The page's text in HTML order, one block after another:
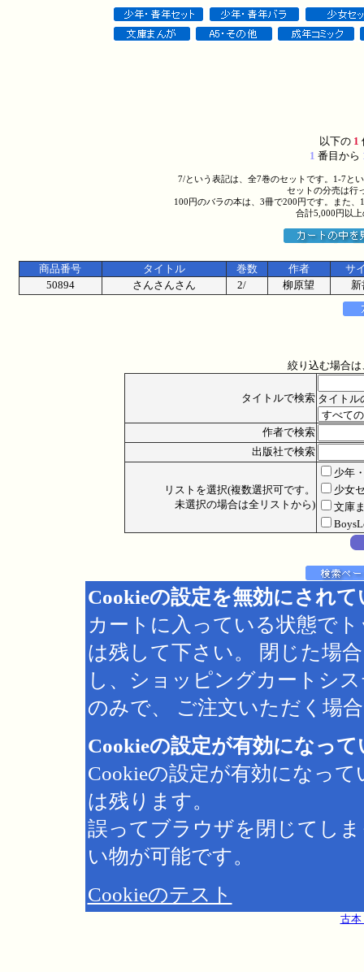
以下の1
1 番目から
7/という表記は、全7巻のセットです。1-7と
セットの分売は行
100円のバラの本は、3冊で200円です。また
合計5,000円以
商品番号 タイトル 巻数 作者
サ
50894
さんさんさん 2/ 柳原望 新
絞り込む場合
タイトルで検索 タイトル
作者で検索
出版社で検索
リストを選択(複数選択可です。
未選択の場合は全リストから)
少年
少女
文庫
Cookieの設定を無効にされ
カートに入っている状態で
は残して下さい。 閉じた場
し、ショッピングカートシ
のみで、 ご注文いただく場
Cookieの設定が有効になっ
Cookieの設定が有効になっ
は残ります。
誤ってブラウザを閉じてし
い物が可能です。
Cookieのテスト
古本